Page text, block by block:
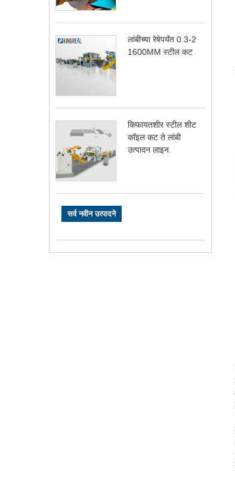
लांबीच्या रेषेपर्यंत 0.3-2
1600MM स्टील कट
किफायतशीर स्टील शीट
कॉइल कट ते लांबी
उत्पादन लाइन
सर्व नवीन उत्पादने